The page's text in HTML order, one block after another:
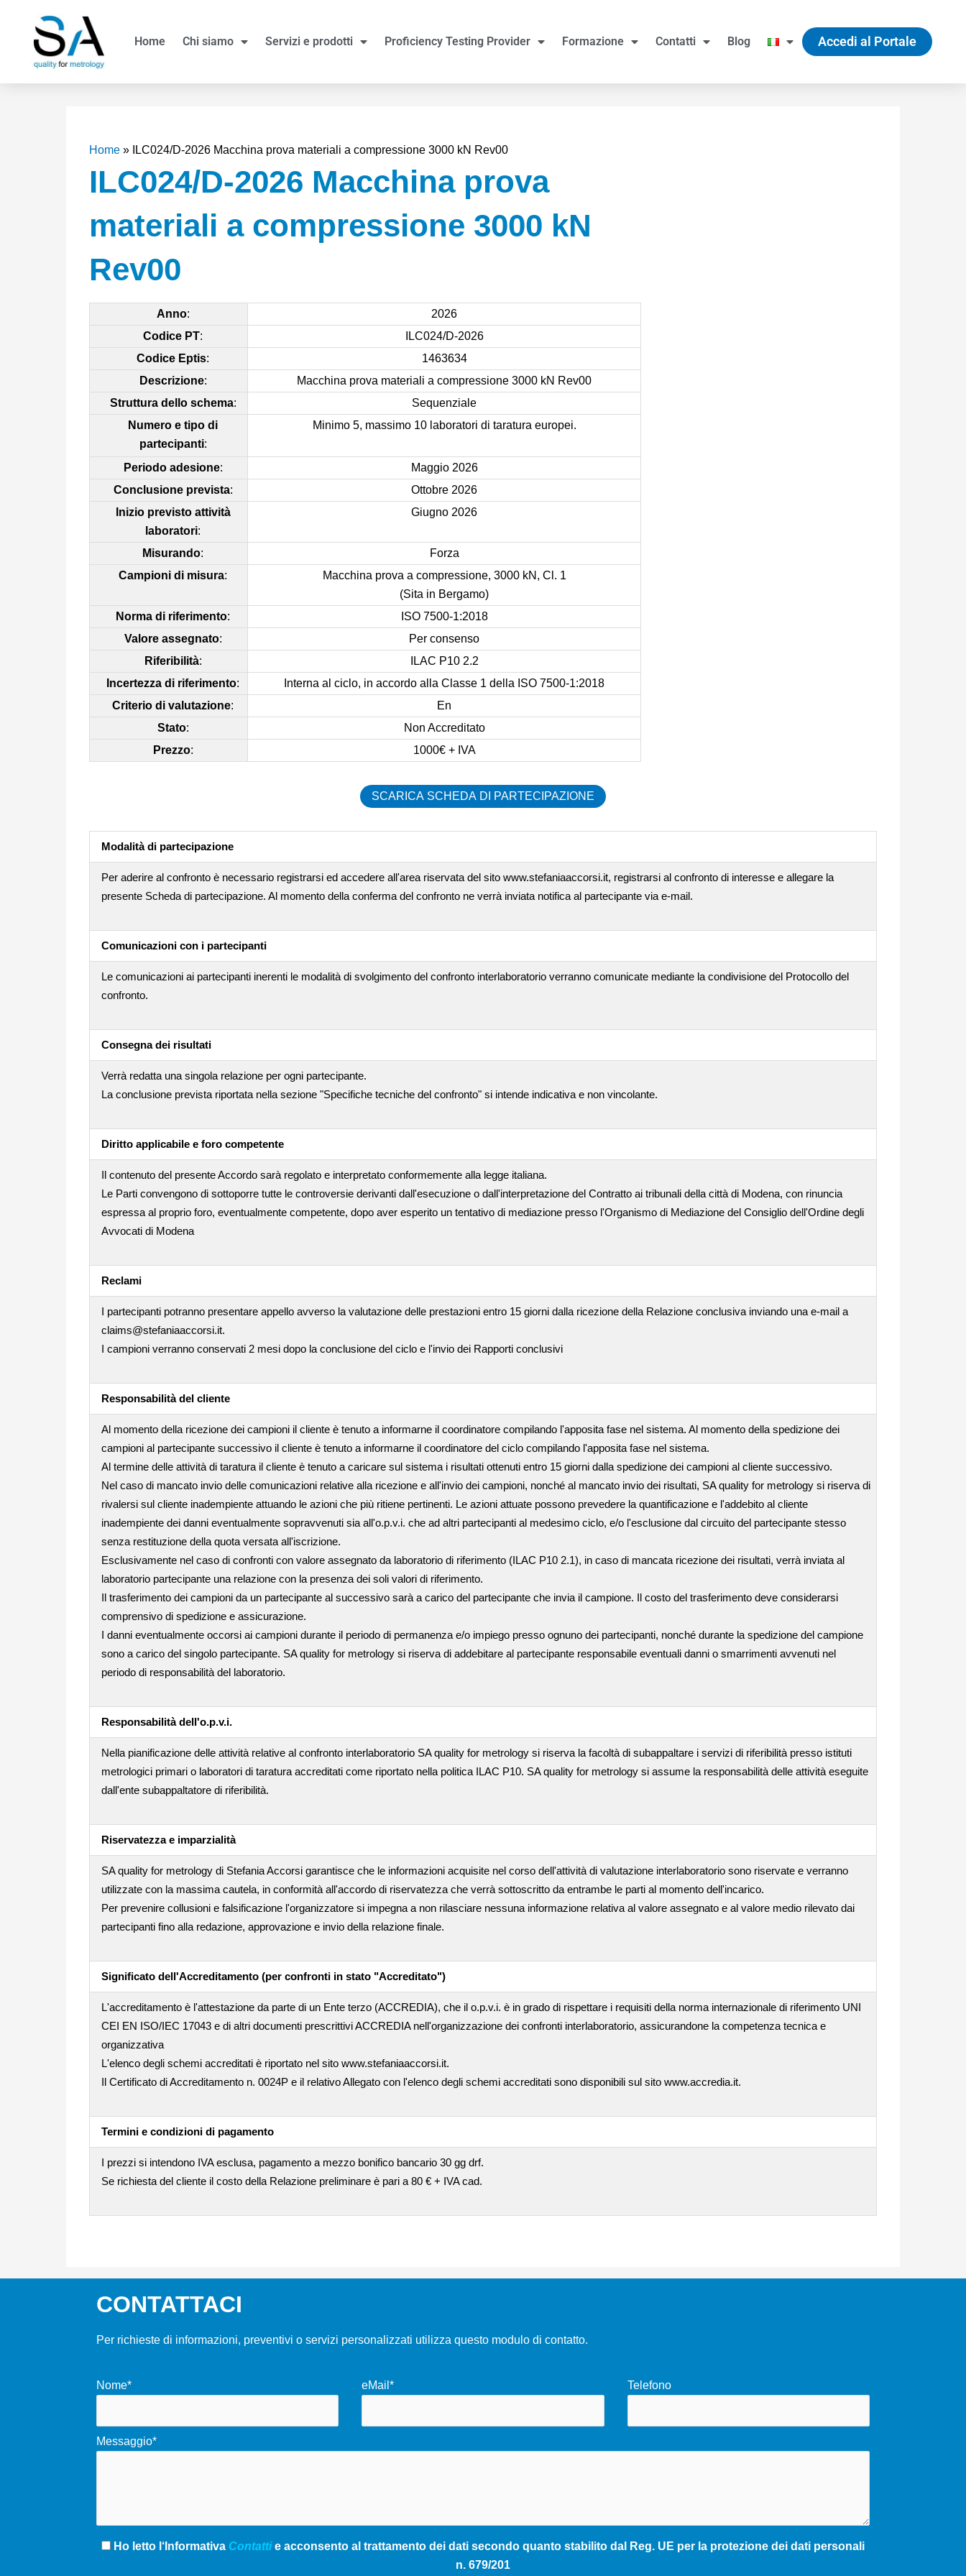
contenuto
Home Chi siamo Servizi e prodotti Proficiency Testing Provider Formazione Contatti Blog Accedi al Portale
Home » ILC024/D-2026 Macchina prova materiali a compressione 3000 kN Rev00
ILC024/D-2026 Macchina prova
materiali a compressione 3000 kN
Rev00
Anno:
2026
Codice PT:
ILC024/D-2026
Codice Eptis:
1463634
Descrizione:
Macchina prova materiali a compressione 3000 kN Rev00
Struttura dello schema:
Sequenziale
Numero e tipo di
partecipanti:
Minimo 5, massimo 10 laboratori di taratura europei.
Periodo adesione:
Maggio 2026
Conclusione prevista:
Ottobre 2026
Inizio previsto attività
laboratori:
Giugno 2026
Misurando:
Forza
Campioni di misura:
Macchina prova a compressione, 3000 kN, Cl. 1
(Sita in Bergamo)
Norma di riferimento:
ISO 7500-1:2018
Valore assegnato:
Per consenso
Riferibilità:
ILAC P10 2.2
Incertezza di riferimento:
Interna al ciclo, in accordo alla Classe 1 della ISO 7500-1:2018
Criterio di valutazione:
En
Stato:
Non Accreditato
Prezzo: 1000€ + IVA
SCARICA SCHEDA DI PARTECIPAZIONE
Modalità di partecipazione
Per aderire al confronto è necessario registrarsi ed accedere all'area riservata del sito www.stefaniaaccorsi.it, registrarsi al confronto di interesse e allegare la
presente Scheda di partecipazione. Al momento della conferma del confronto ne verrà inviata notifica al partecipante via e-mail.
Comunicazioni con i partecipanti
Le comunicazioni ai partecipanti inerenti le modalità di svolgimento del confronto interlaboratorio verranno comunicate mediante la condivisione del Protocollo del
confronto.
Consegna dei risultati
Verrà redatta una singola relazione per ogni partecipante.
La conclusione prevista riportata nella sezione "Specifiche tecniche del confronto" si intende indicativa e non vincolante.
Diritto applicabile e foro competente
Il contenuto del presente Accordo sarà regolato e interpretato conformemente alla legge italiana.
Le Parti convengono di sottoporre tutte le controversie derivanti dall'esecuzione o dall'interpretazione del Contratto ai tribunali della città di Modena, con rinuncia
espressa al proprio foro, eventualmente competente, dopo aver esperito un tentativo di mediazione presso l'Organismo di Mediazione del Consiglio dell'Ordine degli
Avvocati di Modena
Reclami
I partecipanti potranno presentare appello avverso la valutazione delle prestazioni entro 15 giorni dalla ricezione della Relazione conclusiva inviando una e-mail a
claims@stefaniaaccorsi.it.
I campioni verranno conservati 2 mesi dopo la conclusione del ciclo e l'invio dei Rapporti conclusivi
Responsabilità del cliente
Al momento della ricezione dei campioni il cliente è tenuto a informarne il coordinatore compilando l'apposita fase nel sistema. Al momento della spedizione dei
campioni al partecipante successivo il cliente è tenuto a informarne il coordinatore del ciclo compilando l'apposita fase nel sistema.
Al termine delle attività di taratura il cliente è tenuto a caricare sul sistema i risultati ottenuti entro 15 giorni dalla spedizione dei campioni al cliente successivo.
Nel caso di mancato invio delle comunicazioni relative alla ricezione e all'invio dei campioni, nonché al mancato invio dei risultati, SA quality for metrology si riserva di
rivalersi sul cliente inadempiente attuando le azioni che più ritiene pertinenti. Le azioni attuate possono prevedere la quantificazione e l'addebito al cliente
inadempiente dei danni eventualmente sopravvenuti sia all'o.p.v.i. che ad altri partecipanti al medesimo ciclo, e/o l'esclusione dal circuito del partecipante stesso
senza restituzione della quota versata all'iscrizione.
Esclusivamente nel caso di confronti con valore assegnato da laboratorio di riferimento (ILAC P10 2.1), in caso di mancata ricezione dei risultati, verrà inviata al
laboratorio partecipante una relazione con la presenza dei soli valori di riferimento.
Il trasferimento dei campioni da un partecipante al successivo sarà a carico del partecipante che invia il campione. Il costo del trasferimento deve considerarsi
comprensivo di spedizione e assicurazione.
I danni eventualmente occorsi ai campioni durante il periodo di permanenza e/o impiego presso ognuno dei partecipanti, nonché durante la spedizione del campione
sono a carico del singolo partecipante. SA quality for metrology si riserva di addebitare al partecipante responsabile eventuali danni o smarrimenti avvenuti nel
periodo di responsabilità del laboratorio.
Responsabilità dell'o.p.v.i.
Nella pianificazione delle attività relative al confronto interlaboratorio SA quality for metrology si riserva la facoltà di subappaltare i servizi di riferibilità presso istituti
metrologici primari o laboratori di taratura accreditati come riportato nella politica ILAC P10. SA quality for metrology si assume la responsabilità delle attività eseguite
dall'ente subappaltatore di riferibilità.
Riservatezza e imparzialità
SA quality for metrology di Stefania Accorsi garantisce che le informazioni acquisite nel corso dell'attività di valutazione interlaboratorio sono riservate e verranno
utilizzate con la massima cautela, in conformità all'accordo di riservatezza che verrà sottoscritto da entrambe le parti al momento dell'incarico.
Per prevenire collusioni e falsificazione l'organizzatore si impegna a non rilasciare nessuna informazione relativa al valore assegnato e al valore medio rilevato dai
partecipanti fino alla redazione, approvazione e invio della relazione finale.
Significato dell'Accreditamento (per confronti in stato "Accreditato")
L'accreditamento è l'attestazione da parte di un Ente terzo (ACCREDIA), che il o.p.v.i. è in grado di rispettare i requisiti della norma internazionale di riferimento UNI
CEI EN ISO/IEC 17043 e di altri documenti prescrittivi ACCREDIA nell'organizzazione dei confronti interlaboratorio, assicurandone la competenza tecnica e
organizzativa
L'elenco degli schemi accreditati è riportato nel sito www.stefaniaaccorsi.it.
Il Certificato di Accreditamento n. 0024P e il relativo Allegato con l'elenco degli schemi accreditati sono disponibili sul sito www.accredia.it.
Termini e condizioni di pagamento
I prezzi si intendono IVA esclusa, pagamento a mezzo bonifico bancario 30 gg drf.
Se richiesta del cliente il costo della Relazione preliminare è pari a 80 € + IVA cad.
CONTATTACI
Per richieste di informazioni, preventivi o servizi personalizzati utilizza questo modulo di contatto.
Nome* eMail* Telefono
Messaggio*
Ho letto l‘Informativa Contattie acconsento al trattamento dei dati secondo quanto stabilito dal Reg. UE per la protezione dei dati personali
n. 679/201